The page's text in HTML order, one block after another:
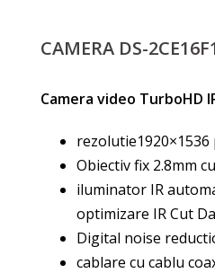
CAMERA DS-
Camera video TurboHD
rezolutie1920×1536
Obiectiv fix 2.8mm
iluminator IR
optimizare IR Cut
Digital noise
cablare cu cablu